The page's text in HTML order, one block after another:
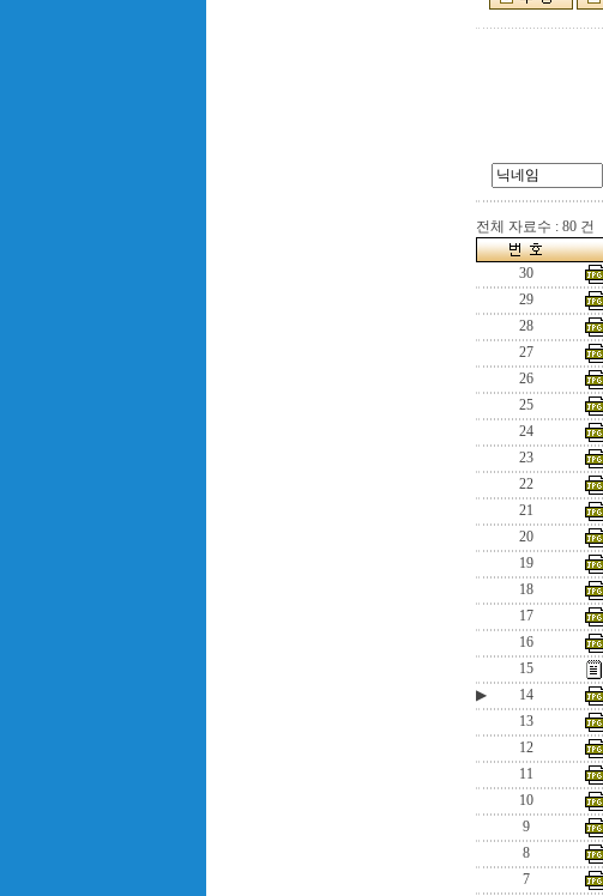
전체 자료수 : 80 건
30
29
28
27
26
25
24
23
22
21
20
19
18
17
16
15
▶
14
13
12
11
10
9
8
7